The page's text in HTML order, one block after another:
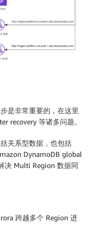
是非常重要的，在这里
recovery 等诸多问题。
关系型数据，也包括
DynamoDB global
决 Multi Region 数据同
跨越多个 Region 进